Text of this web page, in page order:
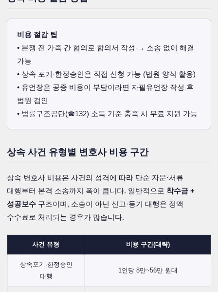
비용 절감 팁
• 분쟁 전 가족 간 협의로 합의서 작성 → 소송 없이 해결
가능
• 상속 포기·한정승인은 직접 신청 가능 (법원 양식 활용)
• 유언장은 공증 비용이 부담이라면 자필유언장 작성 후
법원 검인
• 법률구조공단(☎132) 소득 기준 충족 시 무료 지원 가능
상속 사건 유형별 변호사 비용 구간
상속 변호사 비용은 사건의 성격에 따라 단순 자문·서류
대행부터 본격 소송까지 폭이 큽니다. 일반적으로 착수금 +
성공보수 구조이며, 소송이 아닌 신고·등기 대행은 정액
수수료로 처리되는 경우가 많습니다.
사건 유형 비용 구간(대략)
상속포기·한정승인
대행
1인당 8만~56만 원대